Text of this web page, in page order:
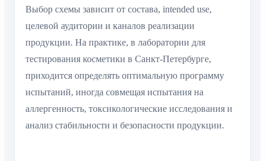
Выбор схемы зависит от состава, intended use,
целевой аудитории и каналов реализации
продукции. На практике, в лаборатории для
тестирования косметики в Санкт-Петербурге,
приходится определять оптимальную программу
испытаний, иногда совмещая испытания на
аллергенность, токсикологические исследования и
анализ стабильности и безопасности продукции.